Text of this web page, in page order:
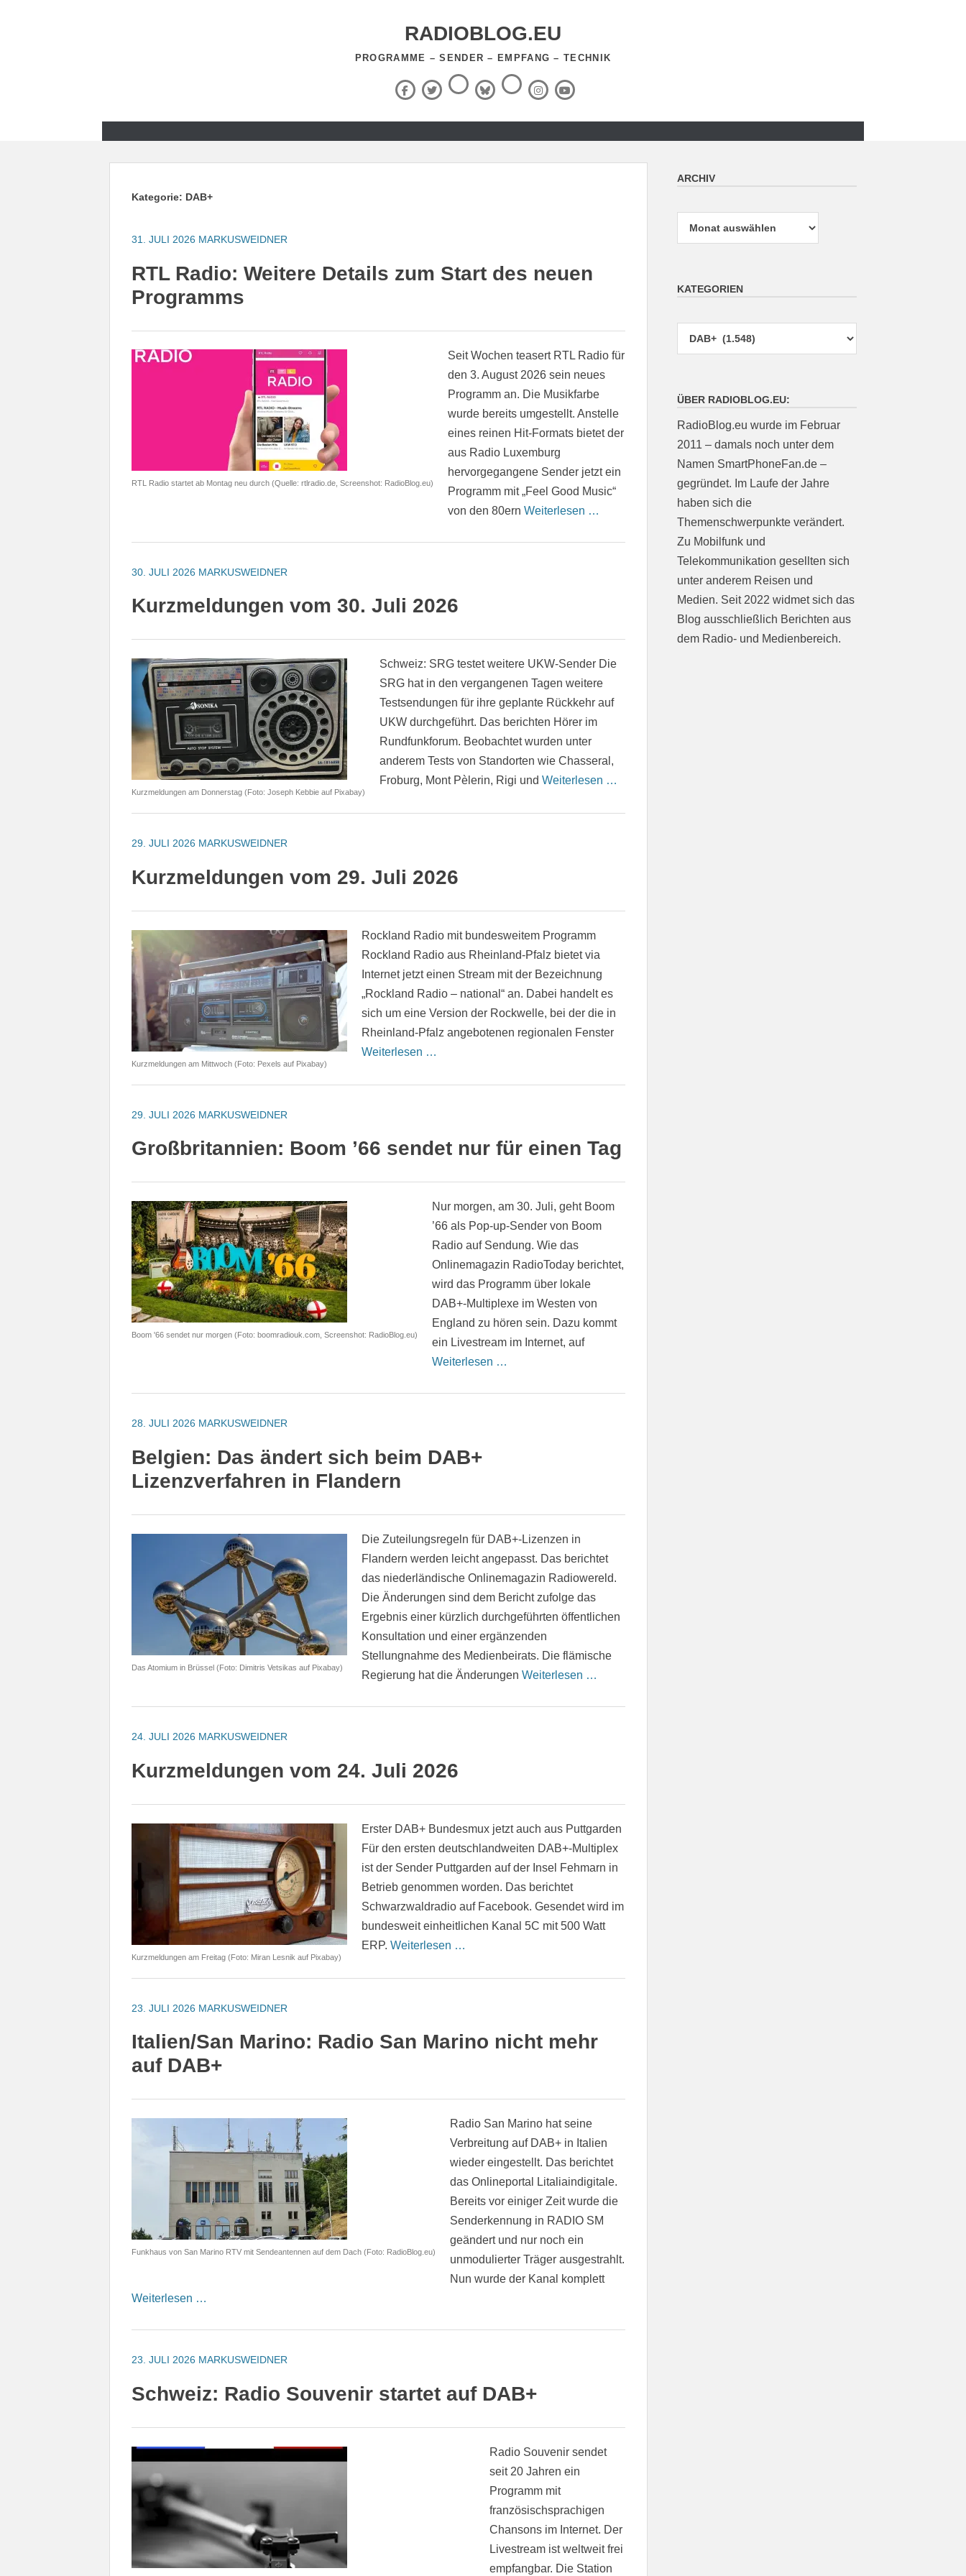
RADIOBLOG.EU
PROGRAMME – SENDER – EMPFANG – TECHNIK
Facebook
X
(Twitter)
ThreadsBlueSky
RSS-
Feed InstagramYouTube
Kategorie: DAB+
31. JULI 2026 MARKUSWEIDNER
RTL Radio: Weitere Details zum Start des neuen
Programms
RTL Radio startet ab Montag neu durch (Quelle: rtlradio.de, Screenshot: RadioBlog.eu)
Seit Wochen teasert RTL Radio für
den 3. August 2026 sein neues
Programm an. Die Musikfarbe
wurde bereits umgestellt. Anstelle
eines reinen Hit-Formats bietet der
aus Radio Luxemburg
hervorgegangene Sender jetzt ein
Programm mit „Feel Good Music“
von den 80ern Weiterlesen …
30. JULI 2026 MARKUSWEIDNER
Kurzmeldungen vom 30. Juli 2026
Kurzmeldungen am Donnerstag (Foto: Joseph Kebbie auf Pixabay)
Schweiz: SRG testet weitere UKW-Sender Die
SRG hat in den vergangenen Tagen weitere
Testsendungen für ihre geplante Rückkehr auf
UKW durchgeführt. Das berichten Hörer im
Rundfunkforum. Beobachtet wurden unter
anderem Tests von Standorten wie Chasseral,
Froburg, Mont Pèlerin, Rigi und Weiterlesen …
29. JULI 2026 MARKUSWEIDNER
Kurzmeldungen vom 29. Juli 2026
Kurzmeldungen am Mittwoch (Foto: Pexels auf Pixabay)
Rockland Radio mit bundesweitem Programm
Rockland Radio aus Rheinland-Pfalz bietet via
Internet jetzt einen Stream mit der Bezeichnung
„Rockland Radio – national“ an. Dabei handelt es
sich um eine Version der Rockwelle, bei der die in
Rheinland-Pfalz angebotenen regionalen Fenster
Weiterlesen …
29. JULI 2026 MARKUSWEIDNER
Großbritannien: Boom ’66 sendet nur für einen Tag
Boom '66 sendet nur morgen (Foto: boomradiouk.com, Screenshot: RadioBlog.eu)
Nur morgen, am 30. Juli, geht Boom
’66 als Pop-up-Sender von Boom
Radio auf Sendung. Wie das
Onlinemagazin RadioToday berichtet,
wird das Programm über lokale
DAB+-Multiplexe im Westen von
England zu hören sein. Dazu kommt
ein Livestream im Internet, auf
Weiterlesen …
28. JULI 2026 MARKUSWEIDNER
Belgien: Das ändert sich beim DAB+
Lizenzverfahren in Flandern
Das Atomium in Brüssel (Foto: Dimitris Vetsikas auf Pixabay)
Die Zuteilungsregeln für DAB+-Lizenzen in
Flandern werden leicht angepasst. Das berichtet
das niederländische Onlinemagazin Radiowereld.
Die Änderungen sind dem Bericht zufolge das
Ergebnis einer kürzlich durchgeführten öffentlichen
Konsultation und einer ergänzenden
Stellungnahme des Medienbeirats. Die flämische
Regierung hat die Änderungen Weiterlesen …
24. JULI 2026 MARKUSWEIDNER
Kurzmeldungen vom 24. Juli 2026
Kurzmeldungen am Freitag (Foto: Miran Lesnik auf Pixabay)
Erster DAB+ Bundesmux jetzt auch aus Puttgarden
Für den ersten deutschlandweiten DAB+-Multiplex
ist der Sender Puttgarden auf der Insel Fehmarn in
Betrieb genommen worden. Das berichtet
Schwarzwaldradio auf Facebook. Gesendet wird im
bundesweit einheitlichen Kanal 5C mit 500 Watt
ERP. Weiterlesen …
23. JULI 2026 MARKUSWEIDNER
Italien/San Marino: Radio San Marino nicht mehr
auf DAB+
Funkhaus von San Marino RTV mit Sendeantennen auf dem Dach (Foto: RadioBlog.eu)
Radio San Marino hat seine
Verbreitung auf DAB+ in Italien
wieder eingestellt. Das berichtet
das Onlineportal Litaliaindigitale.
Bereits vor einiger Zeit wurde die
Senderkennung in RADIO SM
geändert und nur noch ein
unmodulierter Träger ausgestrahlt.
Nun wurde der Kanal komplett
Weiterlesen …
23. JULI 2026 MARKUSWEIDNER
Schweiz: Radio Souvenir startet auf DAB+
Radio Souvenir sendet
seit 20 Jahren ein
Programm mit
französischsprachigen
Chansons im Internet. Der
Livestream ist weltweit frei
empfangbar. Die Station
ARCHIV
KATEGORIEN
ÜBER RADIOBLOG.EU:
RadioBlog.eu wurde im Februar
2011 – damals noch unter dem
Namen SmartPhoneFan.de –
gegründet. Im Laufe der Jahre
haben sich die
Themenschwerpunkte verändert.
Zu Mobilfunk und
Telekommunikation gesellten sich
unter anderem Reisen und
Medien. Seit 2022 widmet sich das
Blog ausschließlich Berichten aus
dem Radio- und Medienbereich.